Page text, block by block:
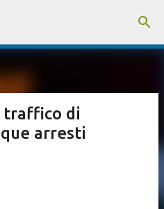
traffico di
arresti